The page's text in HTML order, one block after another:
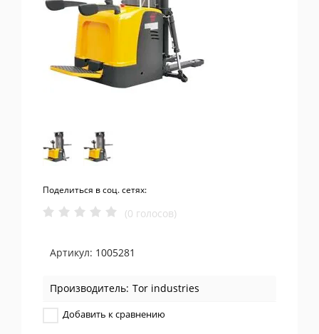
Поделиться в соц. сетях:
(0 голосов)
Артикул: 1005281
Производитель: Tor industries
Добавить к сравнению